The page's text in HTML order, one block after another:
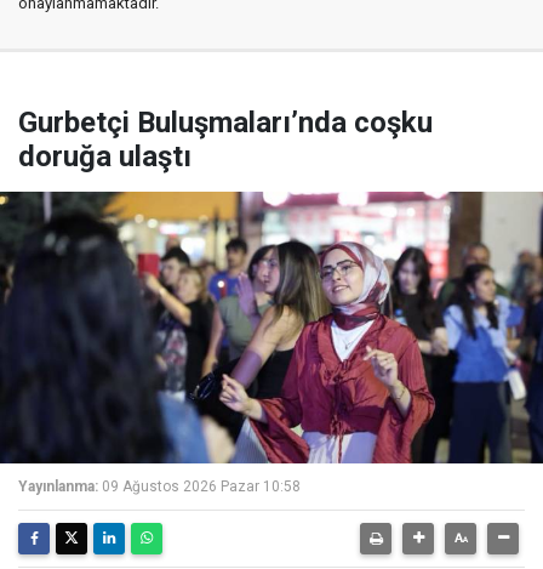
Gurbetçi Buluşmaları’nda coşku
doruğa ulaştı
Yayınlanma: 09 Ağustos 2026 Pazar 10:58